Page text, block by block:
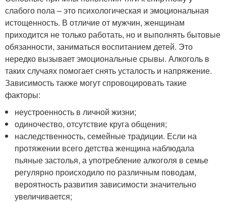
слабого пола – это психологическая и эмоциональная
истощенность. В отличие от мужчин, женщинам
приходится не только работать, но и выполнять бытовые
обязанности, заниматься воспитанием детей. Это
нередко вызывает эмоциональные срывы. Алкоголь в
таких случаях помогает снять усталость и напряжение.
Зависимость также могут спровоцировать такие
факторы:
неустроенность в личной жизни;
одиночество, отсутствие круга общения;
наследственность, семейные традиции. Если на
протяжении всего детства женщина наблюдала
пьяные застолья, а употребление алкоголя в семье
регулярно происходило по различным поводам,
вероятность развития зависимости значительно
увеличивается;